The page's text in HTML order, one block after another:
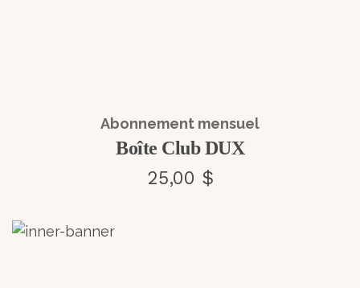
Abonnement mensuel
Boîte Club DUX
25,00 $